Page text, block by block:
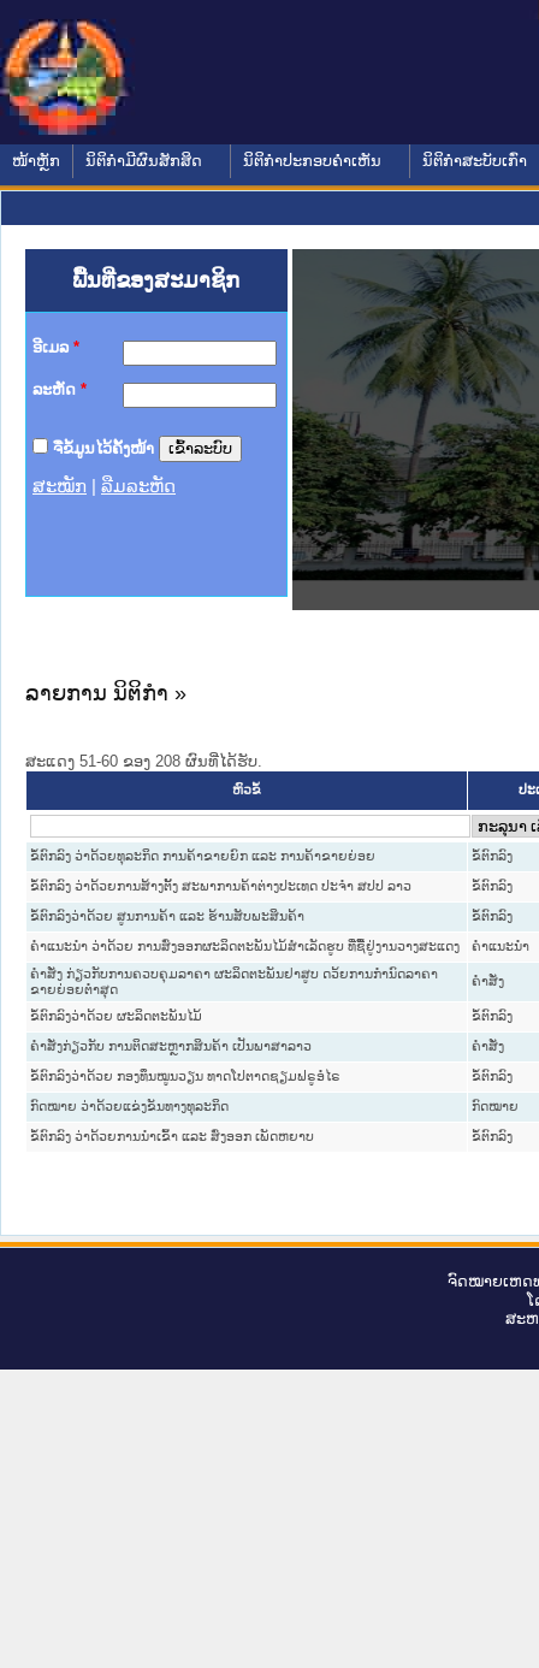
ໜ້າຫຼັກ ນິຕິກໍາມີຜົນສັກສິດ ນິຕິກໍາປະກອບຄໍາເຫັນ ນິຕິກໍາສະບັບເກົ່າ
ພື້ນທີ່ຂອງສະມາຊິກ
ອີເມລ *
ລະຫັດ *
ຈື່ຂໍ້ມູນໄວ້ຄັ້ງໜ້າ
ສະໝັກ ລືມລະຫັດ
າຊົນ ພາກເໜືອ
ການ
ກາງ
ໃຕ້
ຕຳຫຼວດປະຊາຊົນ
ສັນຕິບານປະຊາຊົນ
ກເໜືອ
າຊົນ ພາກກາງ
ລາຍການ ນິຕິກໍາ »
ສະແດງ 51-60 ຂອງ 208 ຜົນທີ່ໄດ້ຮັບ.
ຫົວຂໍ້ ປະ
ຂໍ້ຕົກລົງ ວ່າດ້ວຍທຸລະກິດ ການຄ້າຂາຍຍົກ ແລະ ການຄ້າຂາຍຍ່ອຍ ຂໍ້ຕົກລົງ
ຂໍ້ຕົກລົງ ວ່າດ້ວຍການສ້າງຕັ້ງ ສະພາການຄ້າຕ່າງປະເທດ ປະຈຳ ສປປ ລາວ ຂໍ້ຕົກລົງ
ຂໍ້ຕົກລົງວ່າດ້ວຍ ສູນການຄ້າ ແລະ ຮ້ານສັບພະສິນຄ້າ ຂໍ້ຕົກລົງ
ຄຳແນະນຳ ວ່າດ້ວຍ ການສົ່ງອອກຜະລິດຕະພັນໄມ້ສຳເລັດຮູບ ທີ່ຊື້ຢູ່ງານວາງສະແດງ
ຄໍາແນະນໍາ
ຄຳສັ່ງ ກ່ຽວກັບການຄວບຄຸມລາຄາ ຜະລິດຕະພັນຢາສູບ ດວ້ຍການກຳນົດລາຄາ
ຂາຍຍ່ອຍຕ່ຳສຸດ
ຄໍາສັ່ງ
ຂໍ້ຕົກລົງວ່າດ້ວຍ ຜະລິດຕະພັນໄມ້ ຂໍ້ຕົກລົງ
ຄຳສັ່ງກ່ຽວກັບ ການຕິດສະຫຼາກສິນຄ້າ ເປັນພາສາລາວ ຄໍາສັ່ງ
ຂໍ້ຕົກລົງວ່າດ້ວຍ ກອງທຶນໝູນວຽນ ທາດໂປຕາດຊຽມຟຣູອໍໄຣ ຂໍ້ຕົກລົງ
ກົດໝາຍ ວ່າດ້ວຍແຂ່ງຂັນທາງທຸລະກິດ ກົດໝາຍ
ຂໍ້ຕົກລົງ ວ່າດ້ວຍການນຳເຂົ້າ ແລະ ສົ່ງອອກ ເພັດຫຍາບ ຂໍ້ຕົກລົງ
ຈົດ​ໝາຍ​ເຫດ​
ສະ​ຫ